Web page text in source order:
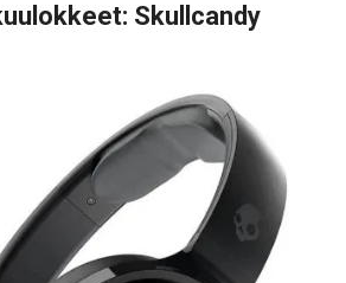
: Skullcandy